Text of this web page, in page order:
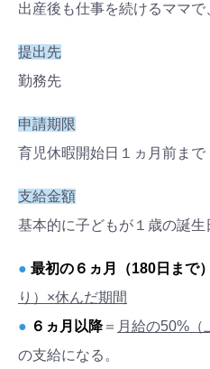
出産後も仕事を続けるママ
提出先
勤務先
申請期限
育児休暇開始日 １ ヵ月前まで
支給金額
基本的に子どもが１歳の誕生
● 最初の６ヵ月（180日まで）
り）×休んだ期間
● ６ヵ月以降＝ 月給の50%（
の支給になる。